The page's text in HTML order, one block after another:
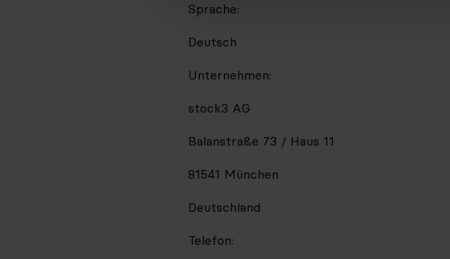
Sprache:
Deutsch
Unternehmen:
stock3 AG
Balanstraße 73 / Haus 11
81541 München
Deutschland
Telefon: